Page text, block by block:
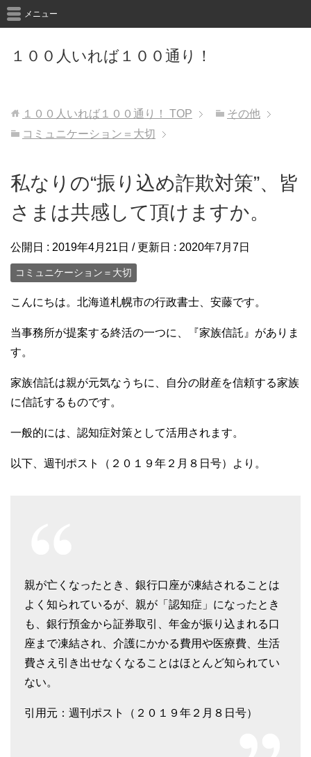
１００人いれば１００通り！
メニュー
１００人いれば１００通り！ TOP
その他
コミュニケーション＝大切
私なりの“振り込め詐欺対策”、皆
さまは共感して頂けますか。
公開日 : 2019年4月21日 / 更新日 : 2020年7月7日
コミュニケーション＝大切
こんにちは。北海道札幌市の行政書士、安藤です。
当事務所が提案する終活の一つに、『家族信託』がありま
す。
家族信託は親が元気なうちに、自分の財産を信頼する家族
に信託するものです。
一般的には、認知症対策として活用されます。
以下、週刊ポスト（２０１９年２月８日号）より。
親が亡くなったとき、銀行口座が凍結されることは
よく知られているが、親が「認知症」になったとき
も、銀行預金から証券取引、年金が振り込まれる口
座まで凍結され、介護にかかる費用や医療費、生活
費さえ引き出せなくなることはほとんど知られてい
ない。
引用元：週刊ポスト（２０１９年２月８日号）